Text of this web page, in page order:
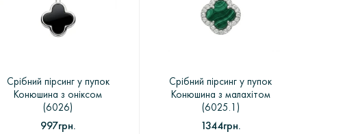
Срібний пірсинг у пупок
Конюшина з оніксом
(6026)
997грн.
Срібний пірсинг у пупок
Конюшина з малахітом
(6025.1)
1344грн.